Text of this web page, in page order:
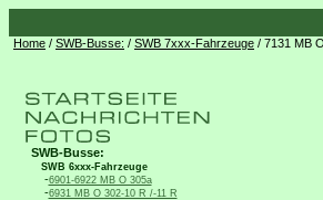
Home / SWB-Busse: / SWB 7xxx-Fahrzeuge / 7131 MB
SWB-Busse:
SWB 6xxx-Fahrzeuge
-6901-6922 MB O 305a
-6931 MB O 302-10 R /-11 R